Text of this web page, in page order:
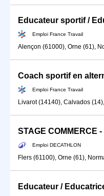
Emploi France Travail
Alençon (61000), Orne (61),
Coach sportif en
Emploi France Travail
Livarot (14140), Calvados
Emploi DECATHLON
Flers (61100), Orne (61),